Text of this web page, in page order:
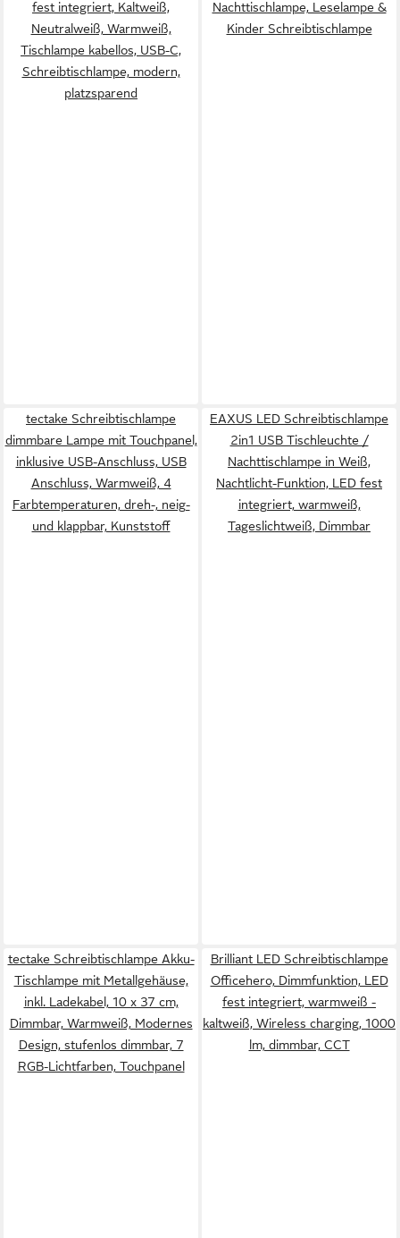
fest integriert, Kaltweiß,
Neutralweiß, Warmweiß,
Tischlampe kabellos, USB-C,
Schreibtischlampe, modern,
platzsparend
Nachttischlampe, Leselampe &
Kinder Schreibtischlampe
tectake Schreibtischlampe
dimmbare Lampe mit Touchpanel,
inklusive USB-Anschluss, USB
Anschluss, Warmweiß, 4
Farbtemperaturen, dreh-, neig-
und klappbar, Kunststoff
EAXUS LED Schreibtischlampe
2in1 USB Tischleuchte /
Nachttischlampe in Weiß,
Nachtlicht-Funktion, LED fest
integriert, warmweiß,
Tageslichtweiß, Dimmbar
tectake Schreibtischlampe Akku-
Tischlampe mit Metallgehäuse,
inkl. Ladekabel, 10 x 37 cm,
Dimmbar, Warmweiß, Modernes
Design, stufenlos dimmbar, 7
RGB-Lichtfarben, Touchpanel
Brilliant LED Schreibtischlampe
Officehero, Dimmfunktion, LED
fest integriert, warmweiß -
kaltweiß, Wireless charging, 1000
lm, dimmbar, CCT